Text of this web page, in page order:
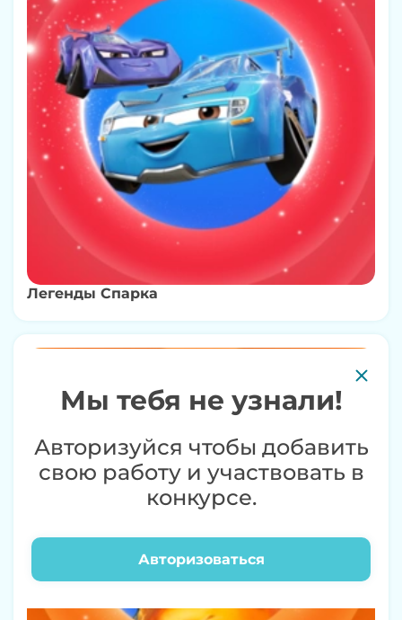
Мы тебя не узнали!
Авторизуйся чтобы добавить
свою работу и участвовать в
конкурсе.
Авторизоваться
Легенды Спарка
0+